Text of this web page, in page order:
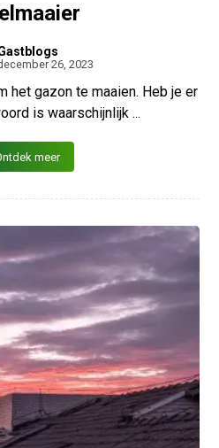
26, 2023
het gazon te maaien. Heb je er
is waarschijnlijk ...
meer